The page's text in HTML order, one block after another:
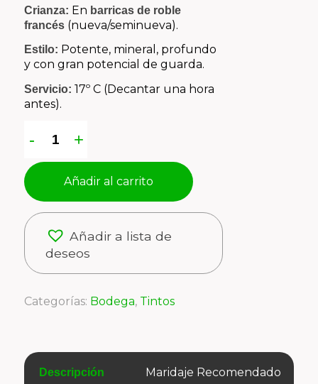
Crianza: En barricas de roble
francés(nueva/seminueva).
Estilo: Potente, mineral, profundo
y con gran potencial de guarda.
Servicio: 17º C (Decantar una hora
antes).
Añadir al carrito
Añadir a lista de
deseos
Categorías: Bodega, Tintos
Descripción Maridaje Recomendado